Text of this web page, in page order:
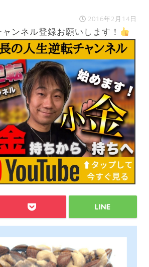
2016年2月14日
ンネル登録お願いします！